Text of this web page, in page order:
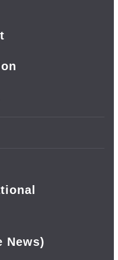
News)